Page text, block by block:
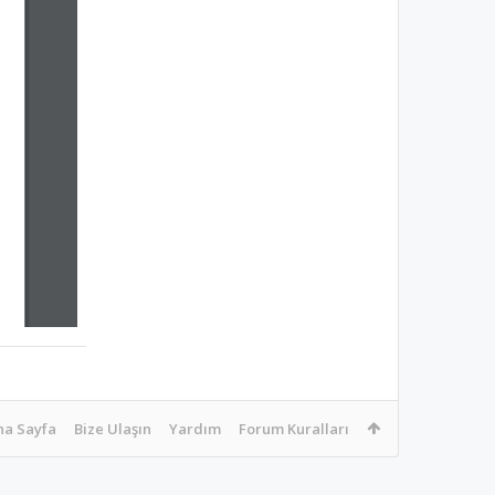
Sayfa Bize Ulaşın Yardım Forum Kuralları